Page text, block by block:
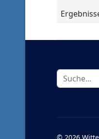
Suchen
...